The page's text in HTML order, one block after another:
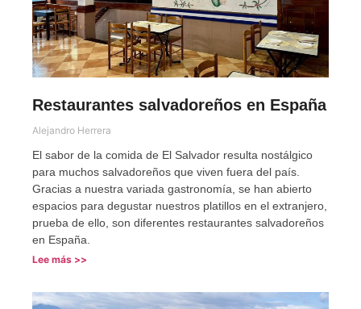
Restaurantes salvadoreños en España
Alejandro Herrera
El sabor de la comida de El Salvador resulta nostálgico
para muchos salvadoreños que viven fuera del país.
Gracias a nuestra variada gastronomía, se han abierto
espacios para degustar nuestros platillos en el extranjero,
prueba de ello, son diferentes restaurantes salvadoreños
en España.
Lee más >>